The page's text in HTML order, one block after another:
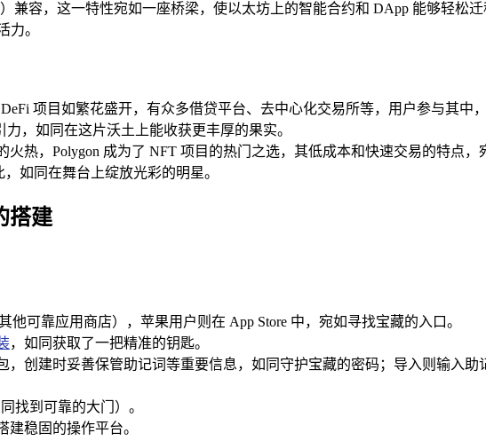
兼容，这一特性宛如一座桥梁，使以太坊上的智能合约和 DApp 能够轻松
力。
DeFi 项目如繁花盛开，有众多借贷平台、去中心化交易所等，用户参与其中
，如同在这片沃土上能收获更丰厚的果实。
火热，Polygon 成为了 NFT 项目的热门之选，其低成本和快速交易的特点
如同在舞台上绽放光彩的明星。
搭建
他可靠应用商店），苹果用户则在 App Store 中，宛如寻找宝藏的入口。
，如同获取了一把精准的钥匙。
创建时妥善保管助记词等重要信息，如同守护宝藏的密码；导入则输入助
找到可靠的大门）。
稳固的操作平台。